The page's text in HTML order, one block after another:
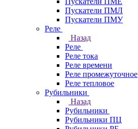
Пускатели ПМЛ
Пускатели ПМУ
Реле
Назад
Реле
Реле тока
Реле времени
Реле промежуточное
Реле тепловое
Рубильники
Назад
Рубильники
Рубильники ПЦ